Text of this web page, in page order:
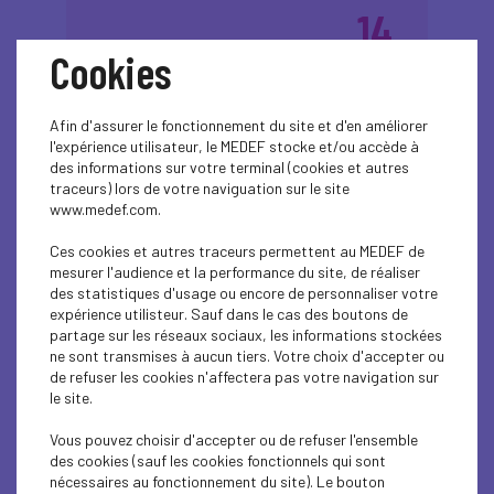
14
Inspirons les filles
transformer les
métiers demain !
13
avr.
2026
Lundi de la
Cookies
Afin d'assurer le fonctionnement du site et d'en améliorer
l'expérience utilisateur, le MEDEF stocke et/ou accède à
des informations sur votre terminal (cookies et autres
traceurs) lors de votre naviguation sur le site
www.medef.com.
Ces cookies et autres traceurs permettent au MEDEF de
mesurer l'audience et la performance du site, de réaliser
des statistiques d'usage ou encore de personnaliser votre
expérience utilisteur. Sauf dans le cas des boutons de
partage sur les réseaux sociaux, les informations stockées
ne sont transmises à aucun tiers. Votre choix d'accepter ou
de refuser les cookies n'affectera pas votre navigation sur
le site.
Vous pouvez choisir d'accepter ou de refuser l'ensemble
des cookies (sauf les cookies fonctionnels qui sont
nécessaires au fonctionnement du site). Le bouton